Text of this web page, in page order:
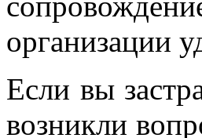
организации
Если вы
возникли